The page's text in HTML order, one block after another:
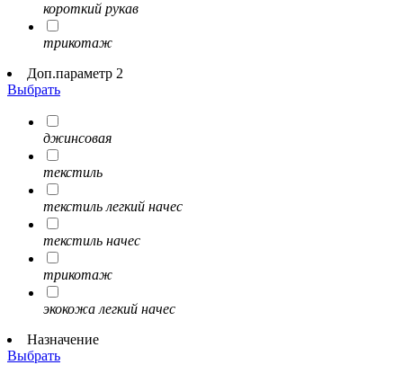
короткий рукав
трикотаж
Доп.параметр 2
Выбрать
джинсовая
текстиль
текстиль легкий начес
текстиль начес
трикотаж
экокожа легкий начес
Назначение
Выбрать